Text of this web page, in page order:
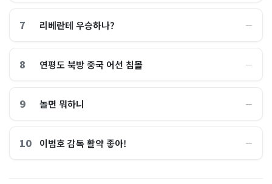
7 리베란테 우승하나? ―
8 연평도 북방 중국 어선 침몰 ―
9 놀면 뭐하니 ―
10 이범호 감독 활약 좋아! ―